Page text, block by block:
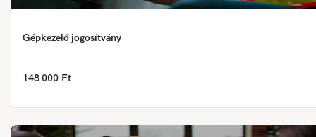
Gépkezelő jogosítvány
148 000 Ft